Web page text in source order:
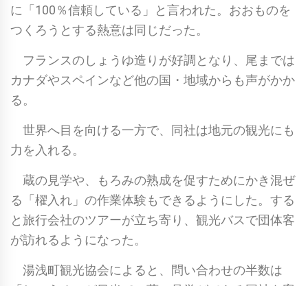
に「100％信頼している」と言われた。おおものを
つくろうとする熱意は同じだった。
フランスのしょうゆ造りが好調となり、尾までは
カナダやスペインなど他の国・地域からも声がかか
る。
世界へ目を向ける一方で、同社は地元の観光にも
力を入れる。
蔵の見学や、もろみの熟成を促すためにかき混ぜ
る「櫂入れ」の作業体験もできるようにした。する
と旅行会社のツアーが立ち寄り、観光バスで団体客
が訪れるようになった。
湯浅町観光協会によると、問い合わせの半数は